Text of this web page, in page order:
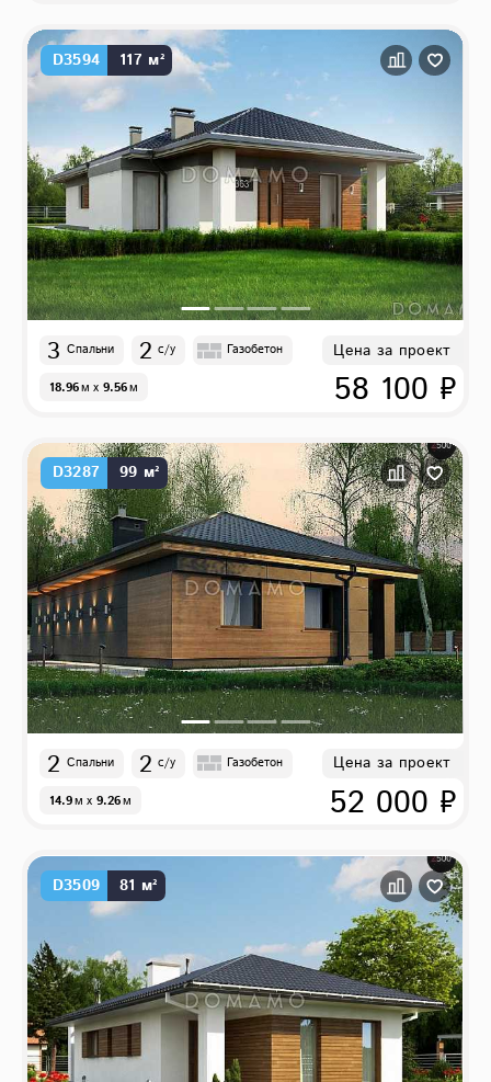
D3594 117 м²
3 Спальни 2 с/у Газобетон
18.96м x 9.56м
Цена за проект
58 100 ₽
D3287 99 м²
2 Спальни 2 с/у Газобетон
14.9м x 9.26м
Цена за проект
52 000 ₽
D3509 81 м²